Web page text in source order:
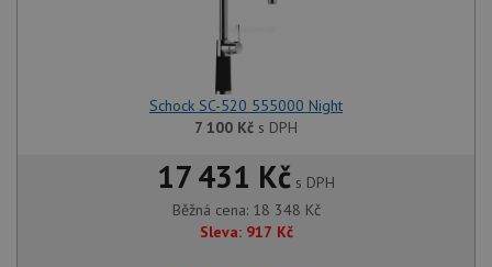
Schock SC-520 555000 Night
7 100 Kč s DPH
17 431 Kč s DPH
Běžná cena: 18 348 Kč
Sleva: 917 Kč